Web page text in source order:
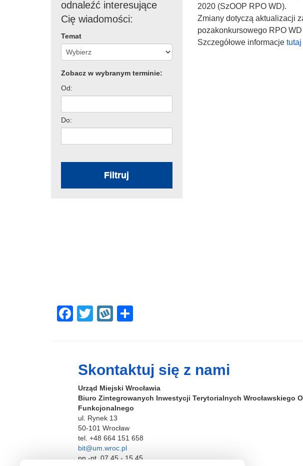
odnaleźć interesujące
Cię wiadomości:
Temat
Zobacz w wybranym terminie:
Od:
Do:
Filtruj
2020 (SzOOP RPO WD).
Zmiany dotyczą aktualizacji
pozakonkursowego RPO
Szczegółowe informacje tutaj
F
e
b
o
o
k
T
W
p
e
Skontaktuj się z nami
Urząd Miejski Wrocławia
Biuro Zintegrowanych Inwestycji Terytorialnych Wrocławskiego
Funkcjonalnego
ul. Rynek 13
50-101 Wrocław
tel. +48 664 151 658
bit@um.wroc.pl
pn.-pt. 07.45 - 15.45